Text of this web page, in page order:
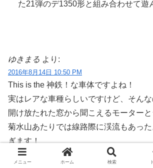
た21弾のデ1350形と組み合わせて遊
ゆきまる より:
2016年8月14日 10:50 PM
This is the 神鉄！な車体ですよね！
実はレアな車種らしいですけど、そんな
開け放たれた窓から聞こえるモーターと
菊水山あたりでは線路際に渓流もあっ
ぎます！
行先が前作同様「普通 新開地」なのは
メニュー ホーム 検索